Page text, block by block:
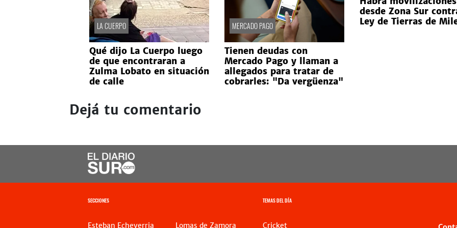
LA CUERPO
Qué dijo La Cuerpo luego
de que encontraran a
Zulma Lobato en situación
de calle
MERCADO PAGO
Tienen deudas con
Mercado Pago y llaman a
allegados para tratar de
cobrarles: "Da vergüenza"
desde Zona Sur
Ley de Tierras de
Dejá tu comentario
SECCIONES
Esteban Echeverria Lomas de Zamora
TEMAS DEL DÍA
Cricket